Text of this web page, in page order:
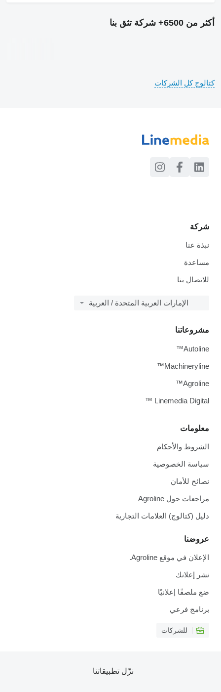
أكثر من 6500+ شركة تثق بنا
كتالوج كل الشركات
شركة
نبذة عنا
مساعدة
للاتصال بنا
الإمارات العربية المتحدة / العربية
معلومات
الشروط والأحكام
سياسة الخصوصية
نصائح للأمان
مراجعات حول Agroline
دليل (كتالوج) العلامات التجارية
عروضنا
الإعلان في موقع Agroline.
نشر إعلانك
ضع ملصقًا إعلانيًا
برنامج فرعي
للشركات
مشروعاتنا
Autoline™
Machineryline™
Agroline™
Linemedia Digital ™
نزّل تطبيقاتنا